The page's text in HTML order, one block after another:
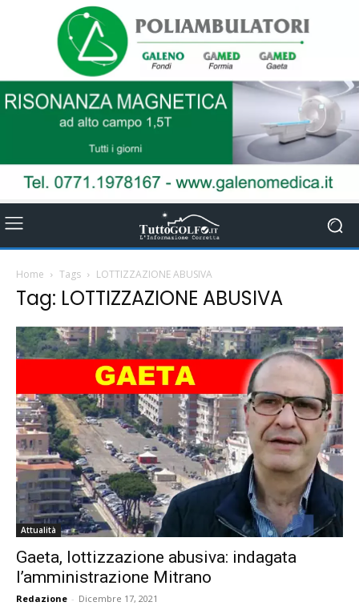
Home Tags LOTTIZZAZIONE ABUSIVA
Tag: LOTTIZZAZIONE ABUSIVA
Attualità
Gaeta, lottizzazione abusiva: indagata
l’amministrazione Mitrano
Redazione - Dicembre 17, 2021